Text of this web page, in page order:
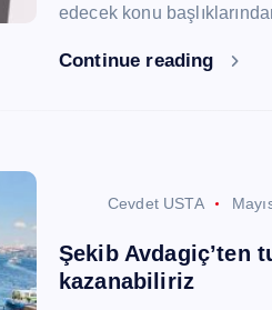
edecek konu
Continue reading
Cevdet USTA
Şekib Avdagiç’ten
kazanabiliriz